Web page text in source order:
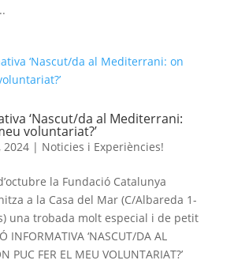
‘Nascut/da al Mediterrani:
voluntariat?’
2024| Noticies i Experiències!
la Fundació Catalunya
a la Casa del Mar (C/Albareda 1-
una trobada molt especial i de petit
INFORMATIVA ‘NASCUT/DA AL
PUC FER EL MEU VOLUNTARIAT?’